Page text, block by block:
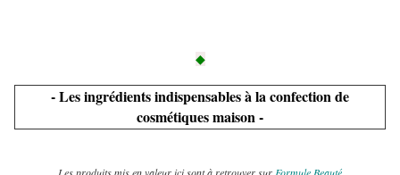
◆
- Les ingrédients indispensables à la confection de
cosmétiques maison -